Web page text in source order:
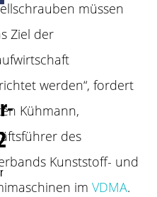
müssen
Ziel der
werden“, fordert
Kühmann,
des
Kunststoff- und
im VDMA.